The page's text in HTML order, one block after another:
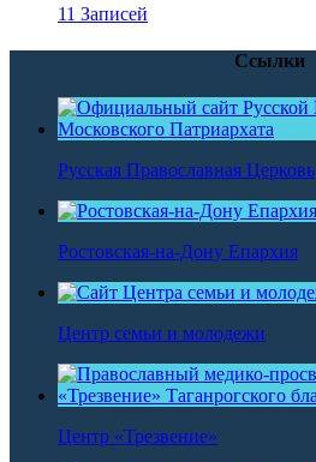
11 Записей
Ссылки
Русская Православная Церковь
Ростовская-на-Дону Епархия
Центр семьи и молодежи
Центр «Трезвение»